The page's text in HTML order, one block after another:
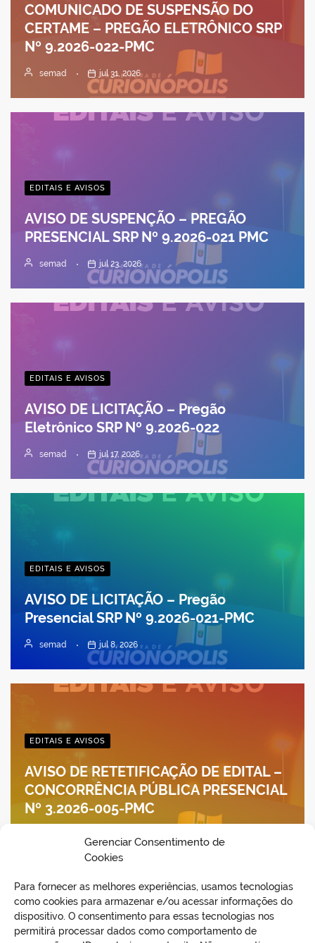
Gerenciar Consentimento de
Cookies
Para fornecer as melhores experiências, usamos tecnologias
como cookies para armazenar e/ou acessar informações do
dispositivo. O consentimento para essas tecnologias nos
permitirá processar dados como comportamento de
COMUNICADO DE SUSPENSÃO DO
CERTAME – PREGÃO ELETRÔNICO SRP
Nº 9.2026-022-PMC
semad jul 31, 2026
EDITAIS E AVISOS
AVISO DE SUSPENÇÃO – PREGÃO
PRESENCIAL SRP Nº 9.2026-021 PMC
semad jul 23, 2026
EDITAIS E AVISOS
AVISO DE LICITAÇÃO – Pregão
Eletrônico SRP Nº 9.2026-022
semad jul 17, 2026
EDITAIS E AVISOS
AVISO DE LICITAÇÃO – Pregão
Presencial SRP Nº 9.2026-021-PMC
semad jul 8, 2026
EDITAIS E AVISOS
AVISO DE RETETIFICAÇÃO DE EDITAL –
CONCORRÊNCIA PÚBLICA PRESENCIAL
Nº 3.2026-005-PMC